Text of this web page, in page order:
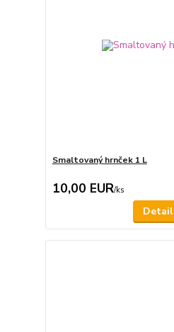
Smaltovaný hrnček 1 L
10,00 EUR/ks
Detail